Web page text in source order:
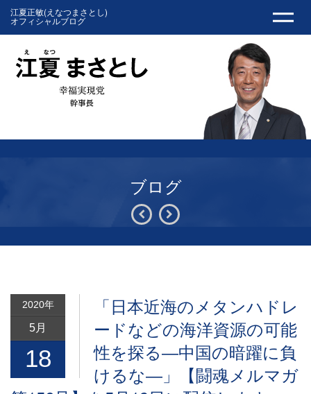
江夏正敏(えなつまさとし)
オフィシャルブログ
ブログ
2020年
5月
18
「日本近海のメタンハドレ
ードなどの海洋資源の可能
性を探る―中国の暗躍に負
けるな―」【闘魂メルマガ